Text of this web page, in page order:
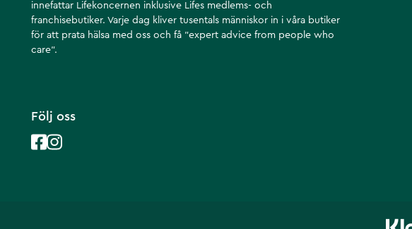
innefattar Lifekoncernen inklusive Lifes medlems- och
franchisebutiker. Varje dag kliver tusentals människor in i våra butiker
för att prata hälsa med oss och få ”expert advice from people who
care”.
Följ oss